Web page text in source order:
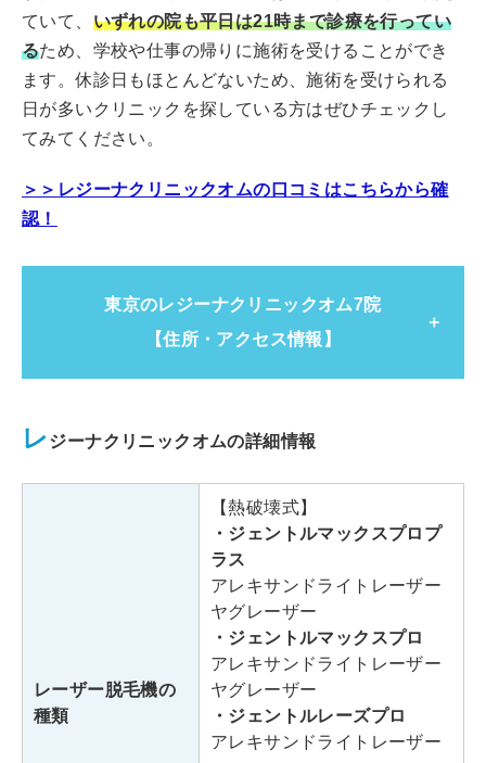
アクティオーレ町田3F
アクセス JR「町田駅」北口より徒歩5分
診療時間 11:00～21:00
ていて、 いずれの院も平日は21時まで診療を行ってい
るため、学校や仕事の帰りに施術を受けることができ
ます。休診日もほとんどないため、施術を受けられる
日が多いクリニックを探している方はぜひチェックし
てみてください。
＞＞レジーナクリニックオムの口コミはこちらから確
認！
東京のレジーナクリニックオム7院
【住所・アクセス情報】
レジーナクリニックオム新宿院
東京都新宿区歌舞伎町1丁目6-1
シロービル 6階
・JR各線「新宿駅」東口より徒
歩4分
・東京メトロ「新宿三丁目駅」新
宿サブナード13番出口より徒歩1
診療時間
平日：12:00～21:00
土日祝：11:00～20:00
レジーナクリニックオムの詳細情報
レーザー脱毛機の
種類
【熱破壊式】
・ジェントルマックスプロプ
ラス
アレキサンドライトレーザー
ヤグレーザー
・ジェントルマックスプロ
アレキサンドライトレーザー
ヤグレーザー
・ジェントルレーズプロ
アレキサンドライトレーザー